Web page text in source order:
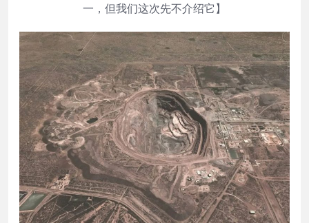
一，但我们这次先不介绍它】